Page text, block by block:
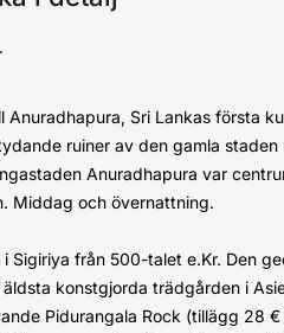
Sri Lankas första
ruiner av den gamla
Anuradhapura var
Middag och övernattning.
Sigiriya från 500-talet e.Kr. Den
konstgjorda trädgården i
Pidurangala Rock (tillägg 28 €